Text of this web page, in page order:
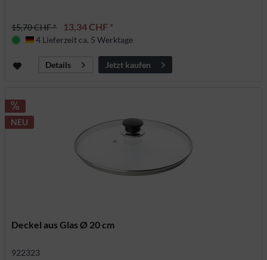
15,70 CHF * 13,34 CHF *
Deutschland
4 Lieferzeit ca. 5 Werktage
Details Jetzt kaufen
NEU
Deckel aus Glas Ø 20 cm
922323